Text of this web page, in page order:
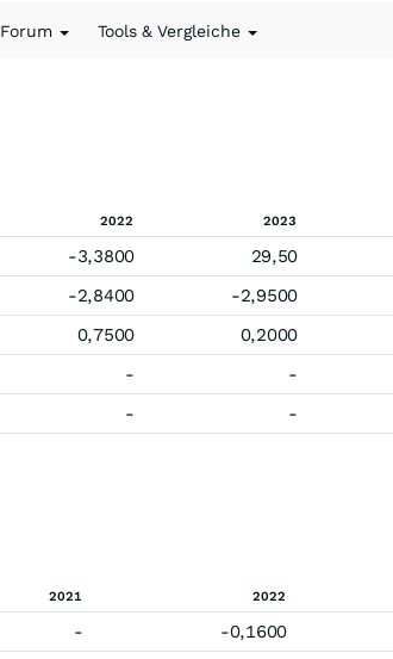
Forum Tools & Vergleiche
2022 2023
-3,3800 29,50
-2,8400 -2,9500
0,7500 0,2000
- -
- -
2021 2022
- -0,1600